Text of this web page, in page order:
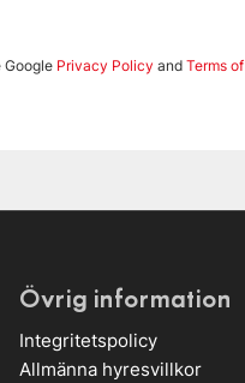
Google Privacy Policy and Terms of
Övrig information
Integritetspolicy
Allmänna hyresvillkor